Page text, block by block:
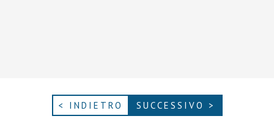
< INDIETRO SUCCESSIVO >